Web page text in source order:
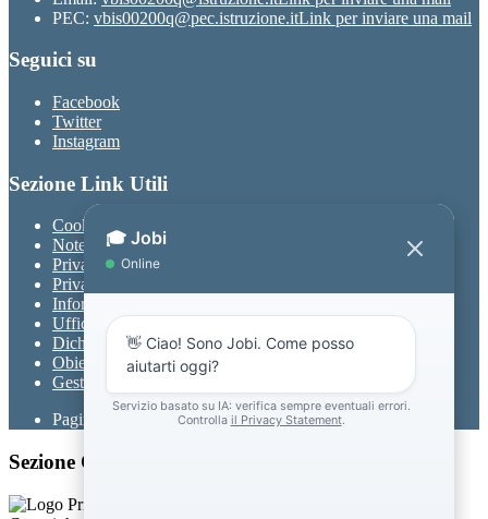
PEC: vbis00200q@pec.istruzione.itLink per inviare una mail
Seguici su
Facebook
Twitter
Instagram
Sezione Link Utili
Cookie policy
Note legali
Privacy
Privacy Policy
Informativa Privacy chatbot Jobi
Ufficio Relazioni con il Pubblico
Dichiarazione di accessibilità
Obiettivi di accessibilità
Gestione consensi cookie
Pagina visualizzata1835volte
Sezione Copyright